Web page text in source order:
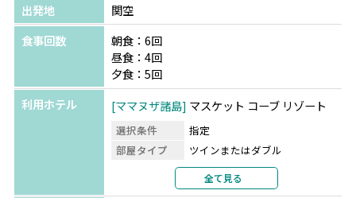
◯。☆TSJのフィジーツアーの魅力☆。◯
◆現地空港到着時は安心の日本語ガイドがお出迎え！
◆現地滞在中の緊急対応も日本語対応可能で安心♪
◆全ツアーアレンジ可能！お気軽にスタッフまでご相談く
ださい！
出発地
関空
食事回数
朝食：6回
昼食：4回
夕食：5回
利用ホテル
ママヌザ諸島 マスケット コーブ リゾート
選択条件
指定
部屋タイプ
ツインまたはダブル
2名1室利用
部屋カテゴリ
ガーデンブレ
全て見る